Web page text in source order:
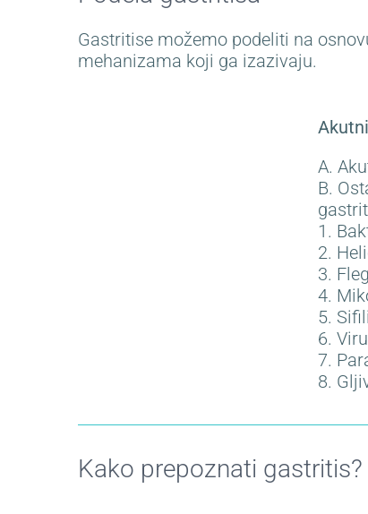
Gastritise možemo podeliti na
mehanizama koji ga izazivaju.
A.
B.
1.
2.
3.
4.
5.
6.
7.
8.
Kako prepoznati gastritis?